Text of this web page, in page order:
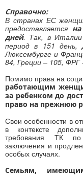
Справочно:
В странах ЕС
предоставляется
дней. Так, в Италии
период в 151 день,
Люксембурге и
84, Греции – 105, ФРГ
Помимо права на
работающим
за ребенком до
право на прежнюю
Свои особенности в
в контексте
требования ТК по
заключения и
особых случаях.
Семьям,